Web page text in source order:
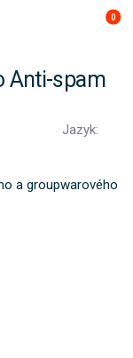
0
Anti-spam
Jazyk:
a groupwarového